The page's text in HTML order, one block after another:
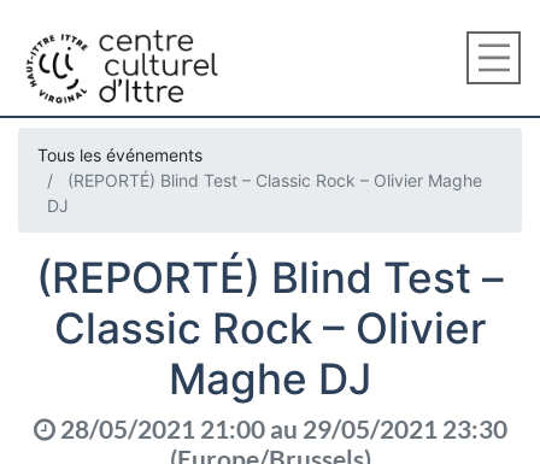
Tous les événements
(REPORTÉ) Blind Test – Classic Rock – Olivier Maghe
DJ
(REPORTÉ) Blind Test –
Classic Rock – Olivier
Maghe DJ
28/05/2021 21:00au 29/05/2021 23:30